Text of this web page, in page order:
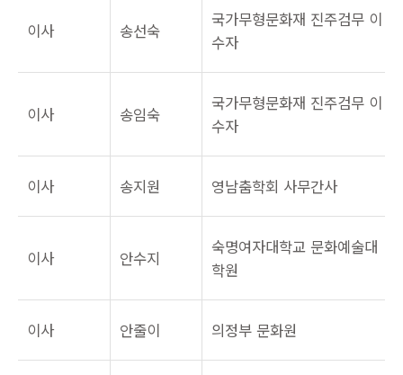
이사 송선숙
국가무형문화재 진주검무 이
수자
이사 송임숙
국가무형문화재 진주검무 이
수자
이사 송지원 영남춤학회 사무간사
이사 안수지
숙명여자대학교 문화예술대
학원
이사 안줄이 의정부 문화원